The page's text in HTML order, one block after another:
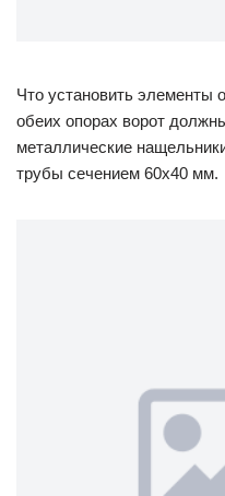
Что установить элементы
обеих опорах ворот
металлические
трубы сечением 60х40 мм.